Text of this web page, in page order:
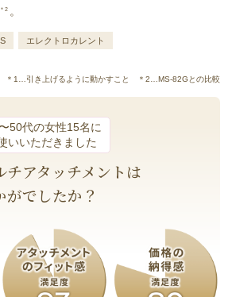
＊2 。
エレクトロカレント
＊1…引き上げるように動かすこと ＊2…MS-82Gとの比較
50代の女性15名に
いいただきました
チアタッチメントは
がでしたか？